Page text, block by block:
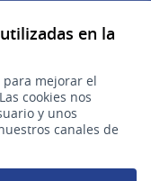
en la
mejorar el
cookies nos
y unos
canales de
del Uruguay